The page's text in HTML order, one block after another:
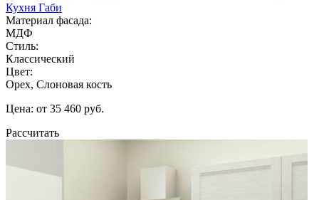
Кухня Габи
Материал фасада:
МДФ
Стиль:
Классический
Цвет:
Орех, Слоновая кость
Цена: от 35 460 руб.
Рассчитать